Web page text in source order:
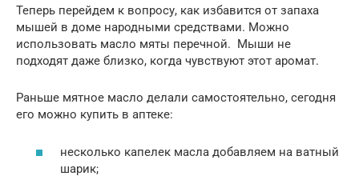
Теперь перейдем к вопросу, как избавится от запаха
мышей в доме народными средствами. Можно
использовать масло мяты перечной. Мыши не
подходят даже близко, когда чувствуют этот аромат.
Раньше мятное масло делали самостоятельно, сегодня
его можно купить в аптеке:
несколько капелек масла добавляем на ватный
шарик;